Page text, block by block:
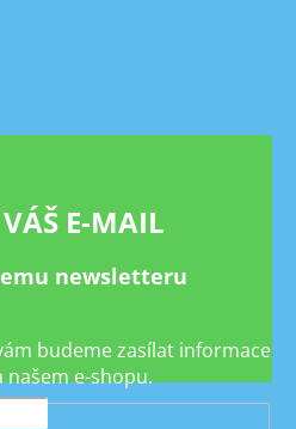
E-MAIL
newsletteru
budeme zasílat informace
e-shopu.